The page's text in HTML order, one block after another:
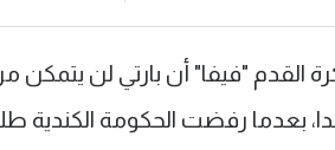
لكرة القدم "فيفا" أن بارتي لن
بعدما رفضت الحكومة